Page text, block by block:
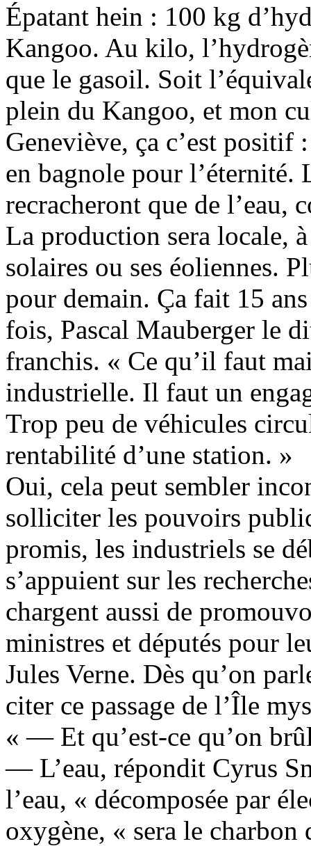
Épatant hein : 100 kg
Kangoo. Au kilo,
que le gasoil. Soit
plein du Kangoo, et mon
Geneviève, ça c’est
en bagnole pour l’éternité.
recracheront que de l’eau,
La production sera locale,
solaires ou ses éoliennes.
pour demain. Ça fait 15
fois, Pascal Mauberger le
franchis. « Ce qu’il faut
industrielle. Il faut un
Trop peu de véhicules
rentabilité d’une station. »
Oui, cela peut sembler
solliciter les pouvoirs
promis, les industriels se
s’appuient sur les
chargent aussi de
ministres et députés pour
Jules Verne. Dès qu’on
citer ce passage de l’Île
« — Et qu’est-ce qu’on
— L’eau, répondit Cyrus
l’eau, « décomposée par
oxygène, « sera le charbon